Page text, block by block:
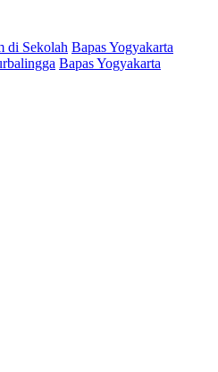
di Sekolah Bapas Yogyakarta
Bapas Yogyakarta